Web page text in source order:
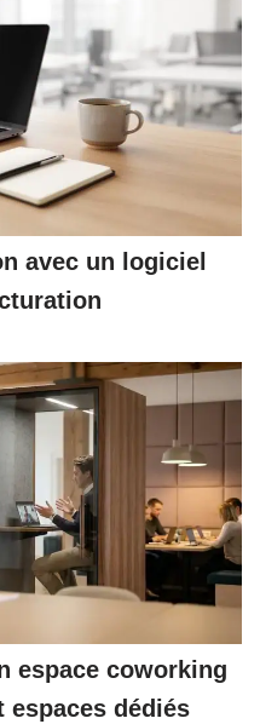
avec un logiciel
espace coworking
espaces dédiés